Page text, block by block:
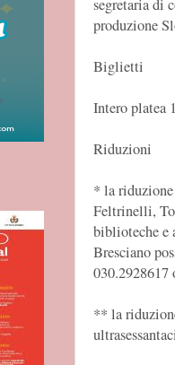
segretaria di
produzione
Biglietti
Intero platea
Riduzioni
* la
Feltrinelli,
biblioteche e
Bresciano
** la